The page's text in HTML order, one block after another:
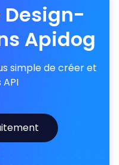
Design-
Apidog
simple de créer et